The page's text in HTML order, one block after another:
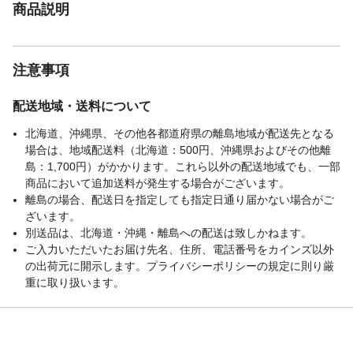
商品説明
注意事項
配送地域・送料について
北海道、沖縄県、その他各都道府県の離島地域が配送先となる
場合は、地域配送料（北海道：500円、沖縄県およびその他離
島：1,700円）がかかります。これら以外の配送地域でも、一部
商品において追加送料が発生する場合がございます。
離島の場合、配送日を指定しても指定日通り届かない場合がご
ざいます。
別送品は、北海道・沖縄・離島への配送は致しかねます。
ご入力いただいたお届け先名、住所、電話番号をカインズ以外
の出荷元に開示します。プライバシーポリシーの規定に則り厳
重に取り扱います。